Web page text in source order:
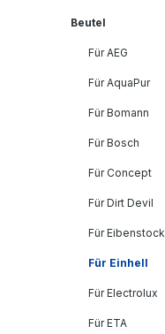
Beutel
Für AEG
Für AquaPur
Für Bomann
Für Bosch
Für Concept
Für Dirt Devil
Für Eibenstock
Für Einhell
Für Electrolux
Für ETA